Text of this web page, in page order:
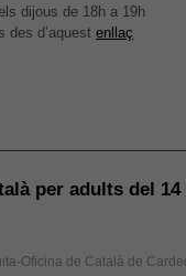
dijous de 18h a 19h
des d’aquestenllaç
per adults del 14
Oficina de Català de
vostra visita.
Si rebutges
del lloc web.